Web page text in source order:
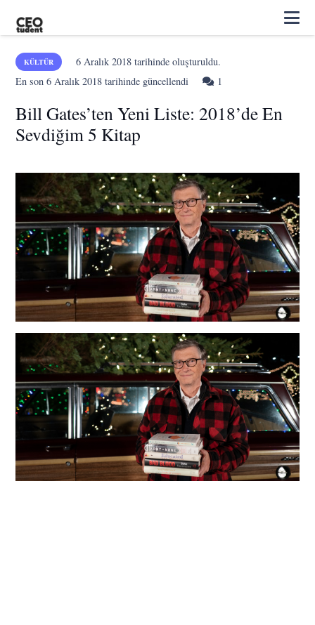
KÜLTÜR 6 Aralık 2018tarihinde oluşturuldu.
En son6 Aralık 2018 tarihinde güncellendi 1
Bill Gates’ten Yeni Liste: 2018’de En
Sevdiğim 5 Kitap